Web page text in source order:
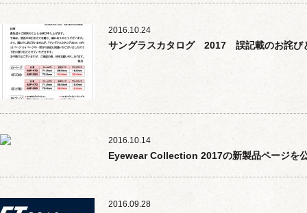
2016.10.24
サングラスカタログ 2017 誤記載のお詫び
2016.10.14
Eyewear Collection 2017の新製品ページを
2016.09.28